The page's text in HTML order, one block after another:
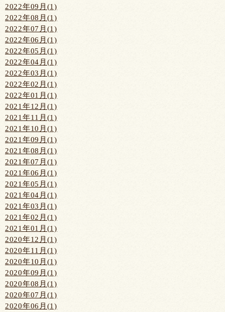
2022年09月(1)
2022年08月(1)
2022年07月(1)
2022年06月(1)
2022年05月(1)
2022年04月(1)
2022年03月(1)
2022年02月(1)
2022年01月(1)
2021年12月(1)
2021年11月(1)
2021年10月(1)
2021年09月(1)
2021年08月(1)
2021年07月(1)
2021年06月(1)
2021年05月(1)
2021年04月(1)
2021年03月(1)
2021年02月(1)
2021年01月(1)
2020年12月(1)
2020年11月(1)
2020年10月(1)
2020年09月(1)
2020年08月(1)
2020年07月(1)
2020年06月(1)